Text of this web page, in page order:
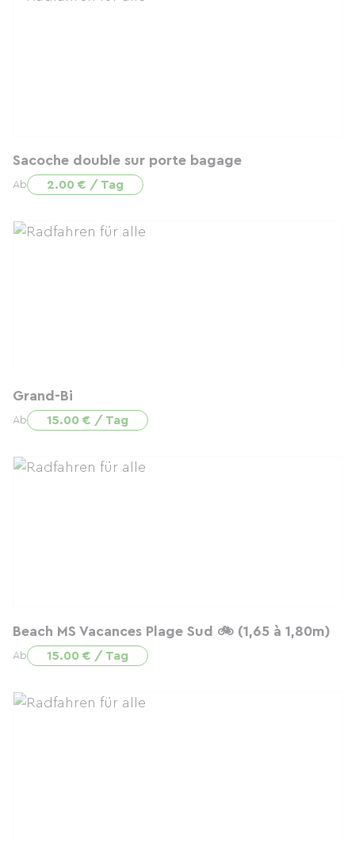
Sacoche double sur porte bagage
Ab 2.00 € / Tag
Grand-Bi
Ab 15.00 € / Tag
Beach MS Vacances Plage Sud 🚲 (1,65 à 1,80m)
Ab 15.00 € / Tag